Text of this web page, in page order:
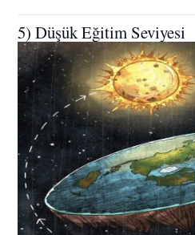
5) Düşük Eğitim Seviyesi